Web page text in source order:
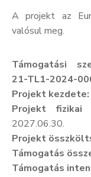
A projekt az
valósul meg.
Támogatási
21-TL1-2024-
Projekt kezdete:
Projekt fizikai
2027.06.30.
Projekt
Támogatás
Támogatás